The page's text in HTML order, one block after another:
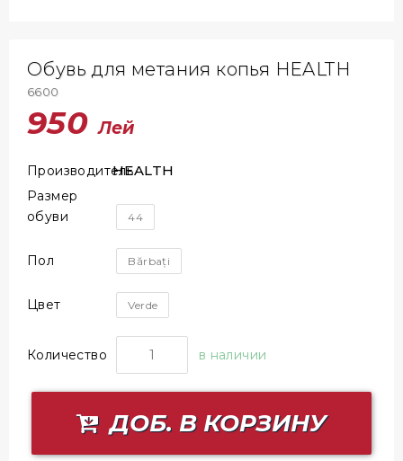
Обувь для метания копья HEALTH
6600
950Лей
ПроизводительHEALTH
Размер
обуви
44
Пол Bărbați
Цвет Verde
Количество в наличии
ДОБ. В КОРЗИНУ